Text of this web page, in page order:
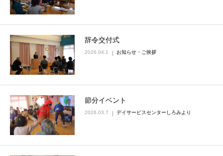
辞令交付式
2026.04.1 お知らせ・ご挨拶
節分イベント
2026.03.7 デイサービスセンターしろみより